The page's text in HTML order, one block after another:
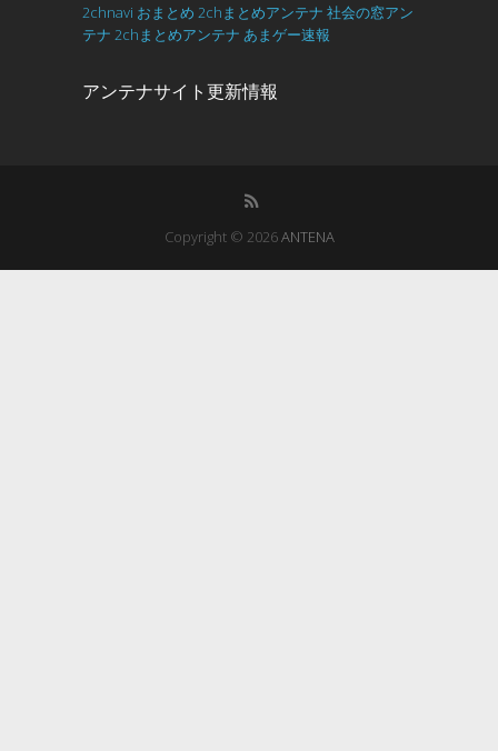
2chnavi おまとめ 2chまとめアンテナ 社会の窓アン
テナ 2chまとめアンテナ あまゲー速報
アンテナサイト更新情報
Copyright © 2026ANTENA